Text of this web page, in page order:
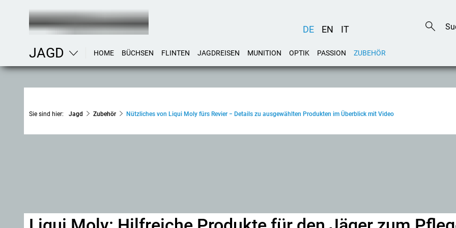
DE EN IT
JAGD HOME BÜCHSEN FLINTEN JAGDREISEN MUNITION OPTIK PASSION ZUBEHÖR
Sie sind hier: Jagd Zubehör Nützliches von Liqui Moly fürs Revier − Details zu ausgewählten Produkten im Überblick mit Video